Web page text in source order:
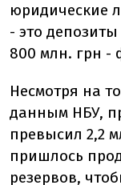
юридические
- это
800 млн. грн -
Несмотря на
данным НБУ,
превысил 2,2
пришлось
резервов,